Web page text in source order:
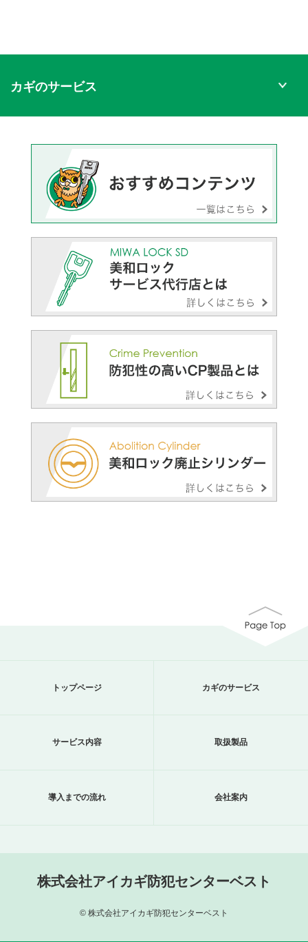
カギのサービス
トップページ カギのサービス
サービス内容 取扱製品
導入までの流れ 会社案内
株式会社アイカギ防犯センターベスト
© 株式会社アイカギ防犯センターベスト